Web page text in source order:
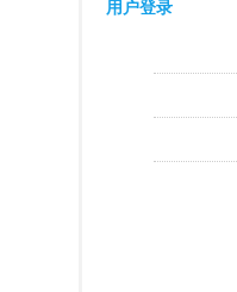
用户登录